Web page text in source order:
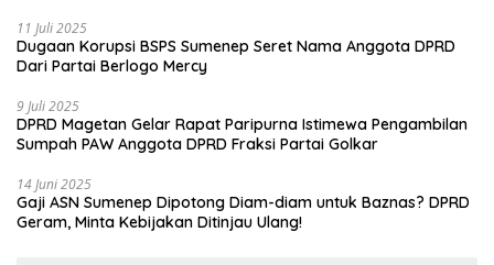
11 Juli 2025
Dugaan Korupsi BSPS Sumenep Seret Nama Anggota DPRD
Dari Partai Berlogo Mercy
9 Juli 2025
DPRD Magetan Gelar Rapat Paripurna Istimewa Pengambilan
Sumpah PAW Anggota DPRD Fraksi Partai Golkar
14 Juni 2025
Gaji ASN Sumenep Dipotong Diam-diam untuk Baznas? DPRD
Geram, Minta Kebijakan Ditinjau Ulang!